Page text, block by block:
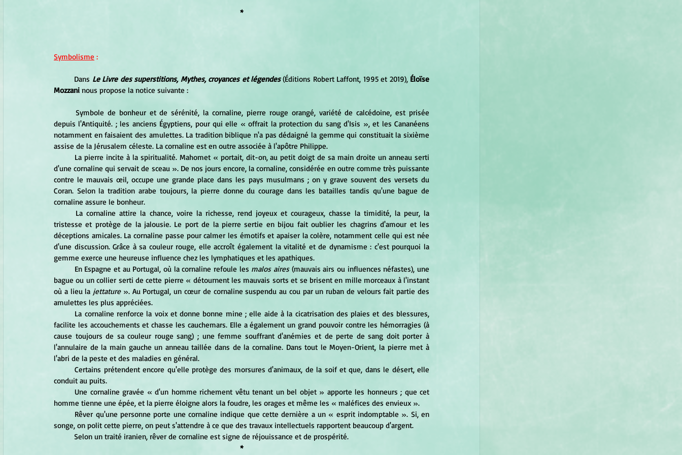
*
Symbolisme :
	Dans
Le Livre des superstitions, Mythes, croyances et légendes (Éditions Robert Laffont, 1995 et 2019), Éloïse
Mozzani nous propose la notice suivante :
depuis l'Antiquité. ; les anciens Égyptiens, pour qui elle « offrait la protection du sang d'Isis », et les Cananéens
notamment en faisaient des amulettes. La tradition biblique n'a pas dédaigné la gemme qui constituait la sixième
assise de la Jérusalem céleste. La cornaline est en outre associée à l'apôtre Philippe.
d'une cornaline qui servait de sceau ». De nos jours encore, la cornaline, considérée en outre comme très puissante
contre le mauvais œil, occupe une grande place dans les pays musulmans ; on y grave souvent des versets du
Coran. Selon la tradition arabe toujours, la pierre donne du courage dans les batailles tandis qu'une bague de
cornaline assure le bonheur.
tristesse et protège de la jalousie. Le port de la pierre sertie en bijou fait oublier les chagrins d'amour et les
déceptions amicales. La cornaline passe pour calmer les émotifs et apaiser la colère, notamment celle qui est née
d'une discussion. Grâce à sa couleur rouge, elle accroît également la vitalité et de dynamisme : c'est pourquoi la
gemme exerce une heureuse influence chez les lymphatiques et les apathiques.
	En Espagne et au Portugal, où la cornaline refoule les
malos aires (mauvais airs ou influences néfastes), une
bague ou un collier serti de cette pierre « détournent les mauvais sorts et se brisent en mille morceaux à l'instant
où a lieu la jettature ». Au Portugal, un cœur de cornaline suspendu au cou par un ruban de velours fait partie des
amulettes les plus appréciées.
facilite les accouchements et chasse les cauchemars. Elle a également un grand pouvoir contre les hémorragies (à
cause toujours de sa couleur rouge sang) ; une femme souffrant d'anémies et de perte de sang doit porter à
l'annulaire de la main gauche un anneau taillée dans de la cornaline. Dans tout le Moyen-Orient, la pierre met à
l'abri de la peste et des maladies en général.
	Certains prétendent encore qu'elle protège des morsures d'animaux, de la soif et que, dans le désert, elle
conduit au puits.
	Une cornaline gravée « d'un homme richement vêtu tenant un bel objet » apporte les honneurs ; que cet
homme tienne une épée, et la pierre éloigne alors la foudre, les orages et même les « maléfices des envieux ».
songe, on polit cette pierre, on peut s'attendre à ce que des travaux intellectuels rapportent beaucoup d'argent.
	Selon un traité iranien, rêver de cornaline est signe de réjouissance et de prospérité.
*